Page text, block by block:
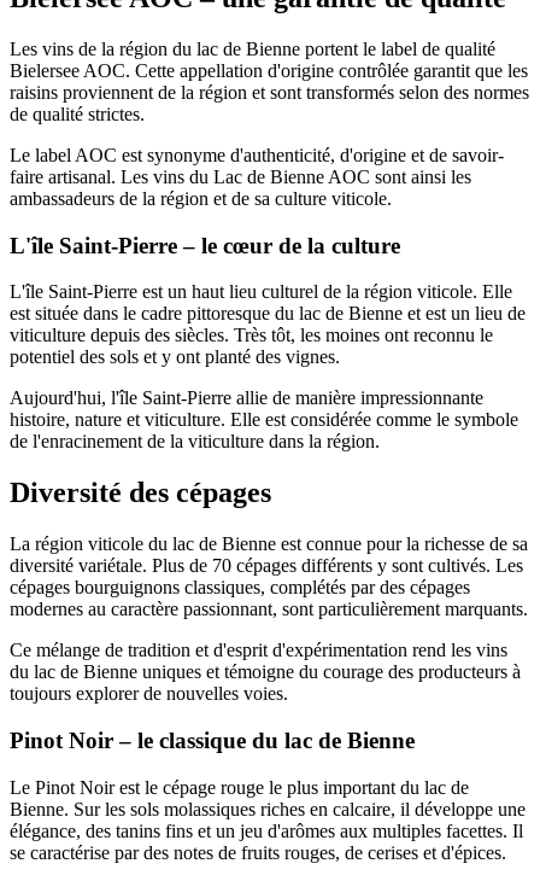
Les vins de la région du lac de Bienne portent le label de qualité
Bielersee AOC. Cette appellation d'origine contrôlée garantit que les
raisins proviennent de la région et sont transformés selon des normes
de qualité strictes.
Le label AOC est synonyme d'authenticité, d'origine et de savoir-
faire artisanal. Les vins du Lac de Bienne AOC sont ainsi les
ambassadeurs de la région et de sa culture viticole.
L'île Saint-Pierre – le cœur de la culture
L'île Saint-Pierre est un haut lieu culturel de la région viticole. Elle
est située dans le cadre pittoresque du lac de Bienne et est un lieu de
viticulture depuis des siècles. Très tôt, les moines ont reconnu le
potentiel des sols et y ont planté des vignes.
Aujourd'hui, l'île Saint-Pierre allie de manière impressionnante
histoire, nature et viticulture. Elle est considérée comme le symbole
de l'enracinement de la viticulture dans la région.
Diversité des cépages
La région viticole du lac de Bienne est connue pour la richesse de sa
diversité variétale. Plus de 70 cépages différents y sont cultivés. Les
cépages bourguignons classiques, complétés par des cépages
modernes au caractère passionnant, sont particulièrement marquants.
Ce mélange de tradition et d'esprit d'expérimentation rend les vins
du lac de Bienne uniques et témoigne du courage des producteurs à
toujours explorer de nouvelles voies.
Pinot Noir – le classique du lac de Bienne
Le Pinot Noir est le cépage rouge le plus important du lac de
Bienne. Sur les sols molassiques riches en calcaire, il développe une
élégance, des tanins fins et un jeu d'arômes aux multiples facettes. Il
se caractérise par des notes de fruits rouges, de cerises et d'épices.